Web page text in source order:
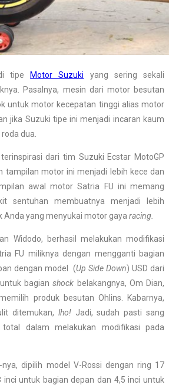
tipe Motor Suzuki yang sering sekali
Pasalnya, mesin dari motor besutan
untuk motor kecepatan tinggi alias motor
jika Suzuki tipe ini menjadi incaran kaum
dua.
dari tim Suzuki Ecstar MotoGP
tampilan motor ini menjadi lebih kece dan
awal motor Satria FU ini memang
sentuhan membuatnya menjadi lebih
Anda yang menyukai motor gaya racing.
Widodo, berhasil melakukan modifikasi
FU miliknya dengan mengganti bagian
dengan model (Up Side Down) USD dari
bagianshock belakangnya, Om Dian,
produk besutan Ohlins. Kabarnya,
ditemukan, lho!Jadi, sudah pasti sang
total dalam melakukan modifikasi pada
nya, dipilih model V-Rossi dengan ring 17
untuk bagian depan dan 4,5 inci untuk